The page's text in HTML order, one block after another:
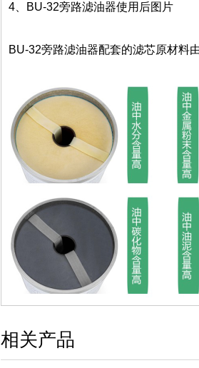
4、BU-32旁路滤油器使用后图片
BU-32旁路滤油器配套的滤芯原材料
相关产品